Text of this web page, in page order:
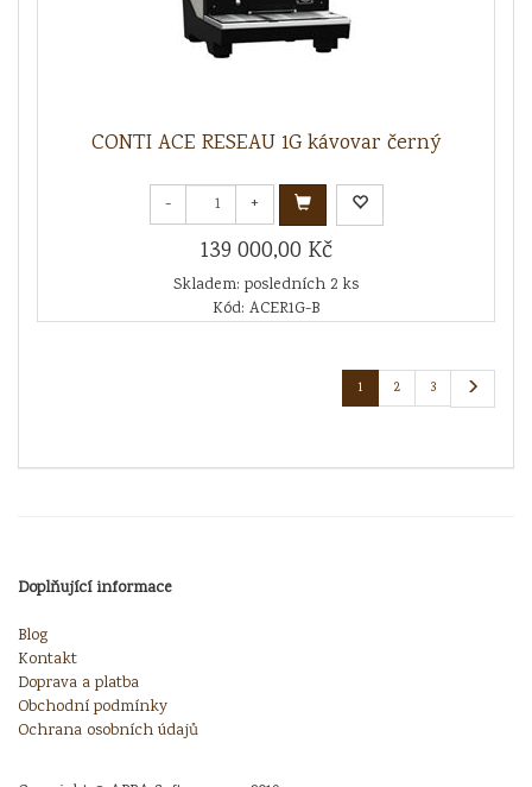
CONTI ACE RESEAU 1G kávovar černý
- +
139 000,00 Kč
Skladem: posledních 2 ks
Kód: ACER1G-B
1 2 3
Doplňující informace
Blog
Kontakt
Doprava a platba
Obchodní podmínky
Ochrana osobních údajů